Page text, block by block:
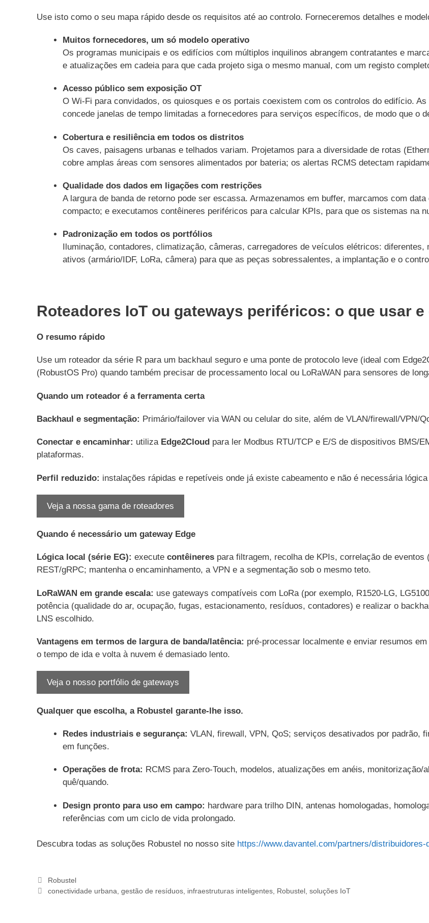
Use isto como o seu mapa rápido desde os requisitos até ao controlo. Forneceremos detalhes e
Muitos fornecedores, um só modelo operativo
Os programas municipais e os edifícios com múltiplos inquilinos abrangem contratantes e
e atualizações em cadeia para que cada projeto siga o mesmo manual, com um registo
Acesso público sem exposição OT
O Wi-Fi para convidados, os quiosques e os portais coexistem com os controlos do edifício.
concede janelas de tempo limitadas a fornecedores para serviços específicos, de modo que o
Cobertura e resiliência em todos os distritos
Os caves, paisagens urbanas e telhados variam. Projetamos para a diversidade de rotas
cobre amplas áreas com sensores alimentados por bateria; os alertas RCMS detectam
Qualidade dos dados em ligações com restrições
A largura de banda de retorno pode ser escassa. Armazenamos em buffer, marcamos com
compacto; e executamos contêineres periféricos para calcular KPIs, para que os sistemas na
Padronização em todos os portfólios
Iluminação, contadores, climatização, câmeras, carregadores de veículos elétricos:
ativos (armário/IDF, LoRa, câmera) para que as peças sobressalentes, a implantação e o
Roteadores IoT ou gateways periféricos: o que usar e
O resumo rápido
Use um roteador da série R para um backhaul seguro e uma ponte de protocolo leve (ideal com
(RobustOS Pro) quando também precisar de processamento local ou LoRaWAN para sensores de
Quando um roteador é a ferramenta certa
Backhaul e segmentação: Primário/failover via WAN ou celular do site, além de VLAN/firewall/VPN/
Conectar e encaminhar: utiliza Edge2Cloud para ler Modbus RTU/TCP e E/S de dispositivos BMS/
plataformas.
Perfil reduzido: instalações rápidas e repetíveis onde já existe cabeamento e não é necessária
Veja a nossa gama de roteadores
Quando é necessário um gateway Edge
Lógica local (série EG): execute contêineres para filtragem, recolha de KPIs, correlação de
REST/gRPC; mantenha o encaminhamento, a VPN e a segmentação sob o mesmo teto.
LoRaWAN em grande escala: use gateways compatíveis com LoRa (por exemplo, R1520-LG,
potência (qualidade do ar, ocupação, fugas, estacionamento, resíduos, contadores) e realizar o
LNS escolhido.
Vantagens em termos de largura de banda/latência: pré-processar localmente e enviar resumos
o tempo de ida e volta à nuvem é demasiado lento.
Veja o nosso portfólio de gateways
Qualquer que escolha, a Robustel garante-lhe isso.
Redes industriais e segurança: VLAN, firewall, VPN, QoS; serviços desativados por padrão,
em funções.
Operações de frota: RCMS para Zero-Touch, modelos, atualizações em anéis,
quê/quando.
Design pronto para uso em campo: hardware para trilho DIN, antenas homologadas,
referências com um ciclo de vida prolongado.
Descubra todas as soluções Robustel no nosso site https://www.davantel.com/partners/distribuidores-
Relacionado